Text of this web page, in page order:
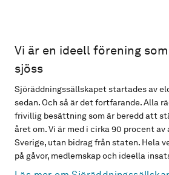
Vi är en ideell förening
sjöss
Sjöräddningssällskapet startades av
sedan. Och så är det fortfarande. Alla
frivillig besättning som är beredd att
året om. Vi är med i cirka 90 procent av
Sverige, utan bidrag från staten. Hela
på gåvor, medlemskap och ideella